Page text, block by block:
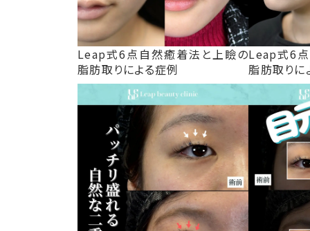
Leap式6点自然癒着法と上瞼の
脂肪取りによる症例
Leap式6
脂肪取りに